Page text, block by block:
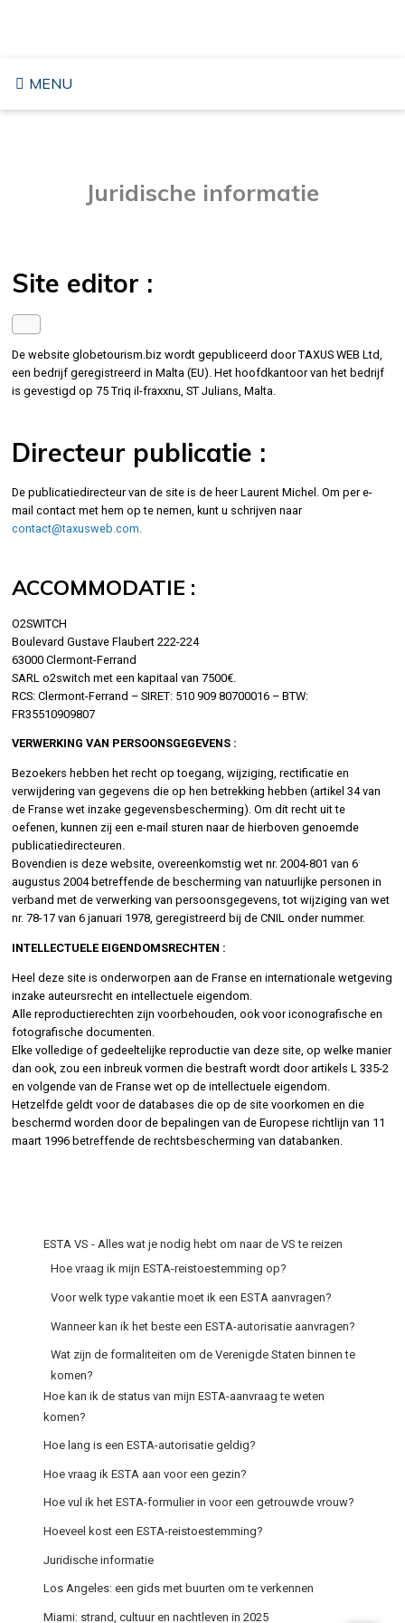
MENU
Juridische informatie
Site editor :
De website globetourism.biz wordt gepubliceerd door TAXUS WEB Ltd,
een bedrijf geregistreerd in Malta (EU). Het hoofdkantoor van het bedrijf
is gevestigd op 75 Triq il-fraxxnu, ST Julians, Malta.
Directeur publicatie :
De publicatiedirecteur van de site is de heer Laurent Michel. Om per e-
mail contact met hem op te nemen, kunt u schrijven naar
contact@taxusweb.com.
ACCOMMODATIE :
O2SWITCH
Boulevard Gustave Flaubert 222-224
63000 Clermont-Ferrand
SARL o2switch met een kapitaal van 7500€.
RCS: Clermont-Ferrand – SIRET: 510 909 80700016 – BTW:
FR35510909807
VERWERKING VAN PERSOONSGEGEVENS :
Bezoekers hebben het recht op toegang, wijziging, rectificatie en
verwijdering van gegevens die op hen betrekking hebben (artikel 34 van
de Franse wet inzake gegevensbescherming). Om dit recht uit te
oefenen, kunnen zij een e-mail sturen naar de hierboven genoemde
publicatiedirecteuren.
Bovendien is deze website, overeenkomstig wet nr. 2004-801 van 6
augustus 2004 betreffende de bescherming van natuurlijke personen in
verband met de verwerking van persoonsgegevens, tot wijziging van wet
nr. 78-17 van 6 januari 1978, geregistreerd bij de CNIL onder nummer.
INTELLECTUELE EIGENDOMSRECHTEN :
Heel deze site is onderworpen aan de Franse en internationale wetgeving
inzake auteursrecht en intellectuele eigendom.
Alle reproductierechten zijn voorbehouden, ook voor iconografische en
fotografische documenten.
Elke volledige of gedeeltelijke reproductie van deze site, op welke manier
dan ook, zou een inbreuk vormen die bestraft wordt door artikels L 335-2
en volgende van de Franse wet op de intellectuele eigendom.
Hetzelfde geldt voor de databases die op de site voorkomen en die
beschermd worden door de bepalingen van de Europese richtlijn van 11
maart 1996 betreffende de rechtsbescherming van databanken.
ESTA VS - Alles wat je nodig hebt om naar de VS te reizen
Hoe vraag ik mijn ESTA-reistoestemming op?
Voor welk type vakantie moet ik een ESTA aanvragen?
Wanneer kan ik het beste een ESTA-autorisatie aanvragen?
Wat zijn de formaliteiten om de Verenigde Staten binnen te
komen?
Hoe kan ik de status van mijn ESTA-aanvraag te weten
komen?
Hoe lang is een ESTA-autorisatie geldig?
Hoe vraag ik ESTA aan voor een gezin?
Hoe vul ik het ESTA-formulier in voor een getrouwde vrouw?
Hoeveel kost een ESTA-reistoestemming?
Juridische informatie
Los Angeles: een gids met buurten om te verkennen
Miami: strand, cultuur en nachtleven in 2025